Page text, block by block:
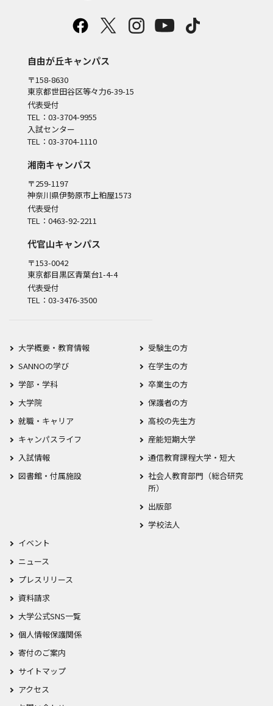
自由が丘キャンパス
〒158-8630
東京都世田谷区等々力6-39-15
代表受付
TEL：03-3704-9955
入試センター
TEL：03-3704-1110
湘南キャンパス
〒259-1197
神奈川県伊勢原市上粕屋1573
代表受付
TEL：0463-92-2211
代官山キャンパス
〒153-0042
東京都目黒区青葉台1-4-4
代表受付
TEL：03-3476-3500
大学概要・教育情報
SANNOの学び
学部・学科
大学院
就職・キャリア
キャンパスライフ
入試情報
図書館・付属施設
受験生の方
在学生の方
卒業生の方
保護者の方
高校の先生方
産能短期大学
通信教育課程大学・短大
社会人教育部門（総合研究
所）
出版部
学校法人
イベント
ニュース
プレスリリース
資料請求
大学公式SNS一覧
個人情報保護関係
寄付のご案内
サイトマップ
アクセス